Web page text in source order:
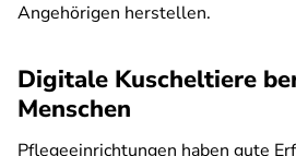
Angehörigen herstellen.
Digitale Kuscheltiere
Menschen
Pflegeeinrichtungen haben gute